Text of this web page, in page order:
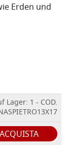
Erden und
Lager: 1 - COD.
ACQUISTA